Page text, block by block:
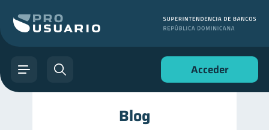
Acceder
Blog